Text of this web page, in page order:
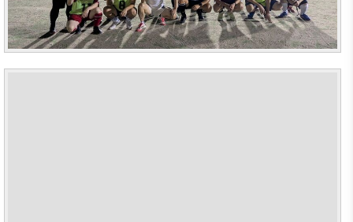
組織
図
アクセ
会員社
総覧
法律相
談
からの
お知ら
せ
ニュー
スレタ
ー